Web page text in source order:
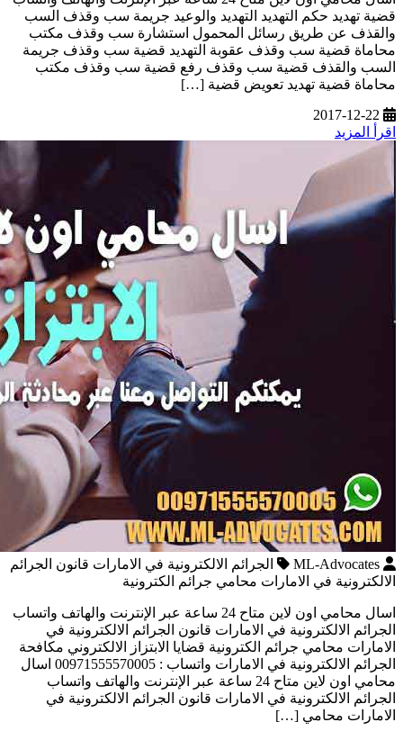
قضية تهديد حكم التهديد التهديد والوعيد جريمة سب وقذف السب
والقذف عن طريق رسائل المحمول استشارة سب وقذف مكتب
محاماة قضية سب وقذف عقوبة التهديد قضية سب وقذف جريمة
السب والقذف قضية سب وقذف رفع قضية سب وقذف مكتب
محاماة قضية تهديد تعويض قضية […]
2017-12-22
اقرأ المزيد
ML-Advocates
الجرائم الالكترونية في الامارات قانون الجرائم
الالكترونية في الامارات محامي جرائم الكترونية
اسال محامي اون لاين متاح 24 ساعة عبر الإنترنت والهاتف واتساب
الجرائم الالكترونية في الامارات قانون الجرائم الالكترونية في
الامارات محامي جرائم الكترونية قضايا الابتزاز الالكتروني مكافحة
الجرائم الالكترونية في الامارات واتساب : 00971555570005 اسال
محامي اون لاين متاح 24 ساعة عبر الإنترنت والهاتف واتساب
الجرائم الالكترونية في الامارات قانون الجرائم الالكترونية في
الامارات محامي […]